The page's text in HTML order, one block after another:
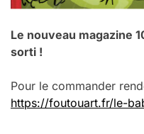
Le nouveau magazine
sorti !
Pour le commander
https://foutouart.fr/le-